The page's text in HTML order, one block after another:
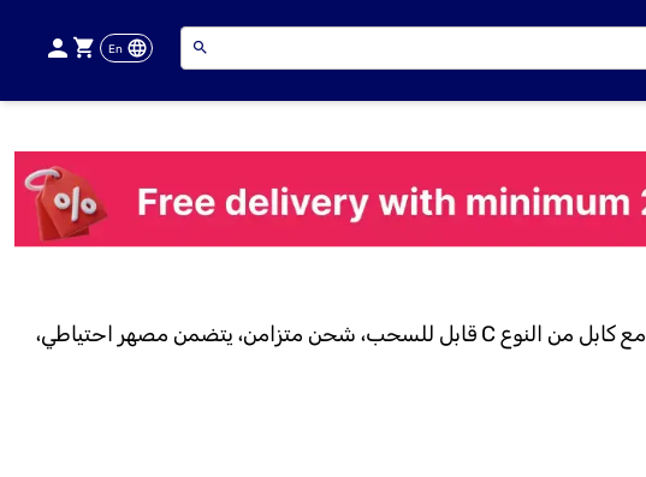
En
محول Powerology GaN 20W PD العالمي مع كابل من النوع C قابل للسحب، شحن متزامن، يتضمن مصهر احتياطي،